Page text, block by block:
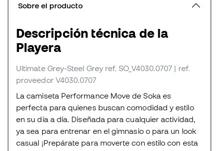
Sobre el producto
Descripción técnica de la
Playera
Ultimate Grey-Steel Grey ref. SO_V4030.0707 | ref.
proveedor V4030.0707
La camiseta Performance Move de Soka es
perfecta para quienes buscan comodidad y estilo
en su día a día. Diseñada para cualquier actividad,
ya sea para entrenar en el gimnasio o para un look
casual ¡Prepárate para moverte con estilo con esta